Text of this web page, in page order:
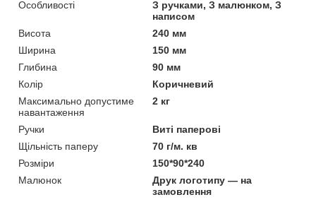
Особливості
З ручками, З малюнком, З
написом
Висота
240 мм
Ширина
150 мм
Глибина
90 мм
Колір
Коричневий
Максимально допустиме
навантаження
2 кг
Ручки
Виті паперові
Щільність паперу
70 г/м. кв
Розміри
150*90*240
Малюнок
Друк логотипу — на
замовлення